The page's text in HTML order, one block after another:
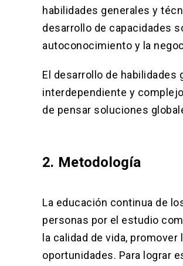
habilidades generales y
desarrollo de capacidades
autoconocimiento y la
El desarrollo de habilidades
interdependiente y
de pensar soluciones
2. Metodología
La educación continua de
personas por el estudio
la calidad de vida,
oportunidades. Para lograr